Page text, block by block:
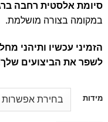
סיומת אלסטית רחבה
במקומה בצורה מושלמת.
הזמיני עכשיו ותיהני
לשפר את הביצועים שלך
מידות
לתוכן